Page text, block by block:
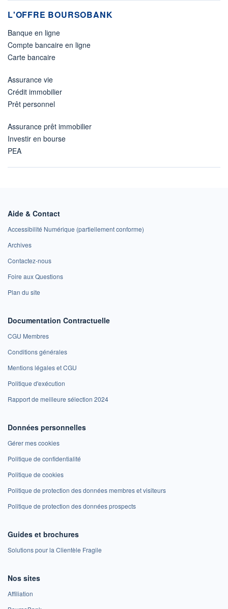
L'OFFRE BOURSOBANK
Banque en ligne
Compte bancaire en ligne
Carte bancaire
Assurance vie
Crédit immobilier
Prêt personnel
Assurance prêt immobilier
Investir en bourse
PEA
Aide & Contact
Accessibilité Numérique (partiellement conforme)
Archives
Contactez-nous
Foire aux Questions
Plan du site
Documentation Contractuelle
CGU Membres
Conditions générales
Mentions légales et CGU
Politique d'exécution
Rapport de meilleure sélection 2024
Données personnelles
Gérer mes cookies
Politique de confidentialité
Politique de cookies
Politique de protection des données membres et visiteurs
Politique de protection des données prospects
Guides et brochures
Solutions pour la Clientèle Fragile
Nos sites
Affiliation